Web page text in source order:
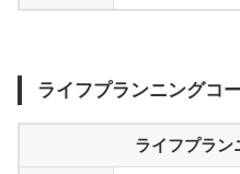
ライフプランニングコ
ライフプラ